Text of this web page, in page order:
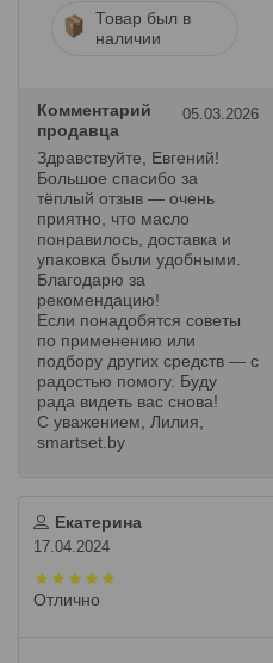
Товар был в
наличии
Комментарий
продавца
05.03.2026
Здравствуйте, Евгений!
Большое спасибо за
тёплый отзыв — очень
приятно, что масло
понравилось, доставка и
упаковка были удобными.
Благодарю за
рекомендацию!
Если понадобятся советы
по применению или
подбору других средств — с
радостью помогу. Буду
рада видеть вас снова!
С уважением, Лилия,
smartset.by
Екатерина
17.04.2024
Отлично